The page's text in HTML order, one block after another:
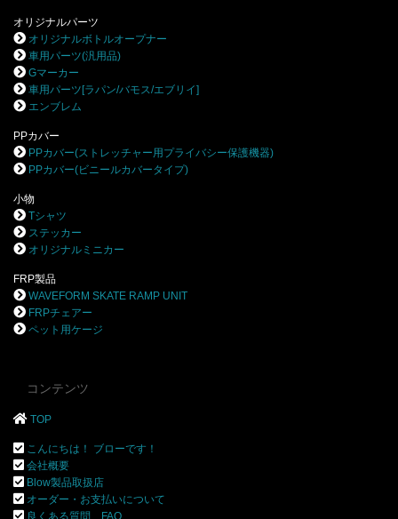
オリジナルパーツ
オリジナルボトルオープナー
車用パーツ(汎用品)
Gマーカー
車用パーツ[ラパン/バモス/エブリイ]
エンブレム
PPカバー
PPカバー(ストレッチャー用プライバシー保護機器)
PPカバー(ビニールカバータイプ)
小物
Tシャツ
ステッカー
オリジナルミニカー
FRP製品
WAVEFORM SKATE RAMP UNIT
FRPチェアー
ペット用ケージ
コンテンツ
TOP
こんにちは！ ブローです！
会社概要
Blow製品取扱店
オーダー・お支払いについて
良くある質問 FAQ